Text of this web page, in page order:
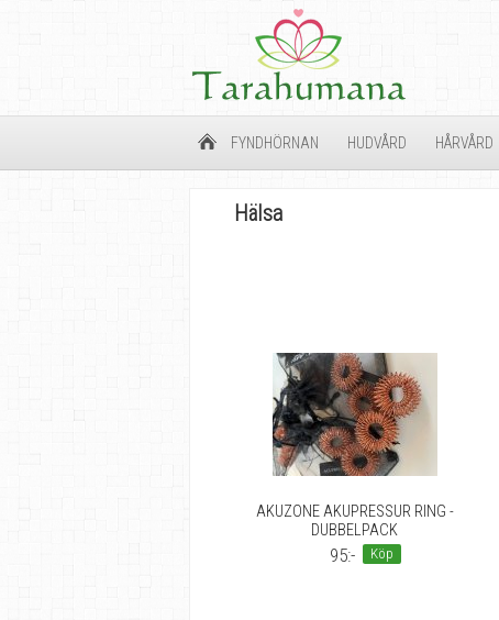
FYNDHÖRNAN HUDVÅRD HÅRVÅRD
Hälsa
AKUZONE AKUPRESSUR RING -
DUBBELPACK
95:- Köp